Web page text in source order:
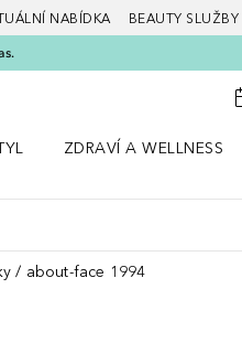
NABÍDKA BEAUTY SLUŽBY
ZDRAVÍ A WELLNESS
about-face 1994